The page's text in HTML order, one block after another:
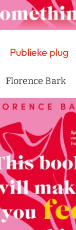
Publieke plug
Florence Bark